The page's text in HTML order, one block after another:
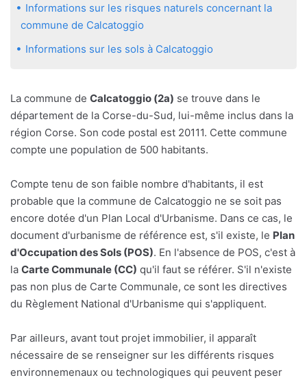
Informations sur les risques naturels concernant la
commune de Calcatoggio
Informations sur les sols à Calcatoggio
La commune de Calcatoggio (2a) se trouve dans le
département de la Corse-du-Sud, lui-même inclus dans la
région Corse. Son code postal est 20111. Cette commune
compte une population de 500 habitants.
Compte tenu de son faible nombre d'habitants, il est
probable que la commune de Calcatoggio ne se soit pas
encore dotée d'un Plan Local d'Urbanisme. Dans ce cas, le
document d'urbanisme de référence est, s'il existe, le Plan
d'Occupation des Sols (POS). En l'absence de POS, c'est à
la Carte Communale (CC) qu'il faut se référer. S'il n'existe
pas non plus de Carte Communale, ce sont les directives
du Règlement National d'Urbanisme qui s'appliquent.
Par ailleurs, avant tout projet immobilier, il apparaît
nécessaire de se renseigner sur les différents risques
environnemenaux ou technologiques qui peuvent peser